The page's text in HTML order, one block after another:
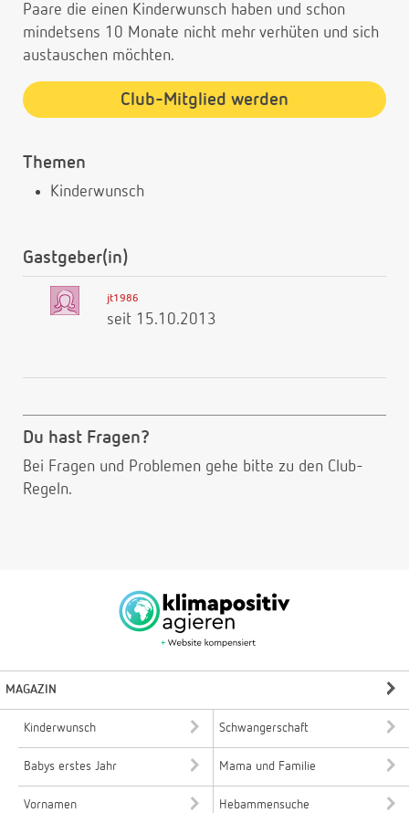
Paare die einen Kinderwunsch haben und schon
mindetsens 10 Monate nicht mehr verhüten und sich
austauschen möchten.
Club-Mitglied werden
Themen
Kinderwunsch
Gastgeber(in)
jt1986
seit 15.10.2013
Du hast Fragen?
Bei Fragen und Problemen gehe bitte zu den Club-
Regeln.
MAGAZIN
Kinderwunsch Schwangerschaft
Babys erstes Jahr Mama und Familie
Vornamen Hebammensuche